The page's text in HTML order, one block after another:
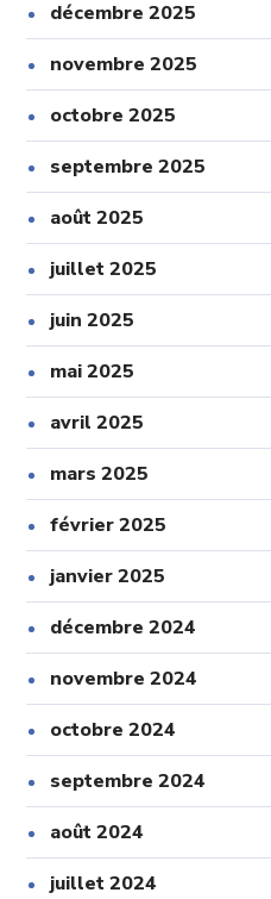
décembre 2025
novembre 2025
octobre 2025
septembre 2025
août 2025
juillet 2025
juin 2025
mai 2025
avril 2025
mars 2025
février 2025
janvier 2025
décembre 2024
novembre 2024
octobre 2024
septembre 2024
août 2024
juillet 2024